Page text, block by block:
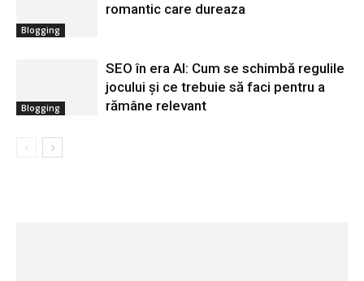
Blogging
romantic care dureaza
Blogging
SEO în era AI: Cum se schimbă regulile
jocului și ce trebuie să faci pentru a
rămâne relevant